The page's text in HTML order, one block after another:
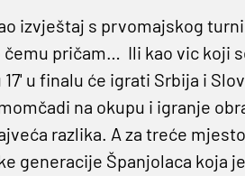
izvještaj s prvomajskog
čemu pričam… Ili kao vic koji
u finalu će igrati Srbija i
na okupu i igranje
razlika. A za treće
generacije Španjolaca koja